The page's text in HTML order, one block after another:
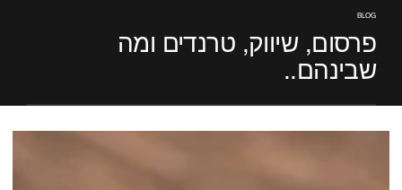
BLOG
פרסום, שיווק, טרנדים ומה
שבינהם..